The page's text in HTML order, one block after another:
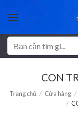
qua
dung
kiếm:
CON
Trang chủ / Cửa hàng /
/